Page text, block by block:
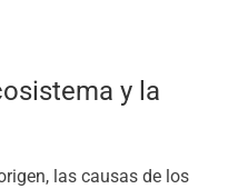
y la
las causas de los